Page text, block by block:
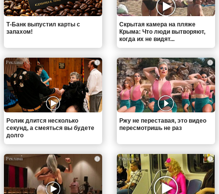
Т-Банк выпустил карты с
запахом!
Скрытая камера на пляже
Крыма: Что люди вытворяют,
когда их не видят...
i
Ролик длится несколько
секунд, а смеяться вы будете
долго
i
Ржу не переставая, это видео
пересмотришь не раз
i i